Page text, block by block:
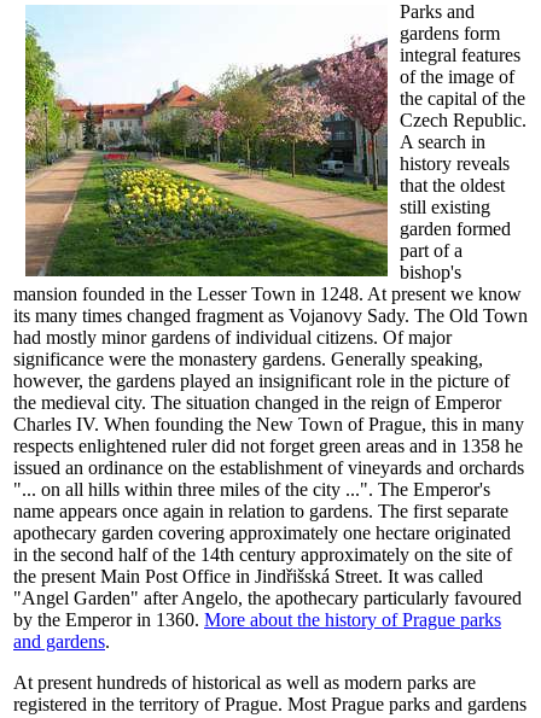
Parks and
gardens form
integral features
of the image of
the capital of the
Czech Republic.
A search in
history reveals
that the oldest
still existing
garden formed
part of a
bishop's
mansion founded in the Lesser Town in 1248. At present we know
its many times changed fragment as Vojanovy Sady. The Old Town
had mostly minor gardens of individual citizens. Of major
significance were the monastery gardens. Generally speaking,
however, the gardens played an insignificant role in the picture of
the medieval city. The situation changed in the reign of Emperor
Charles IV. When founding the New Town of Prague, this in many
respects enlightened ruler did not forget green areas and in 1358 he
issued an ordinance on the establishment of vineyards and orchards
"... on all hills within three miles of the city ...". The Emperor's
name appears once again in relation to gardens. The first separate
apothecary garden covering approximately one hectare originated
in the second half of the 14th century approximately on the site of
the present Main Post Office in Jindřišská Street. It was called
"Angel Garden" after Angelo, the apothecary particularly favoured
by the Emperor in 1360. More about the history of Prague parks
and gardens.
At present hundreds of historical as well as modern parks are
registered in the territory of Prague. Most Prague parks and gardens